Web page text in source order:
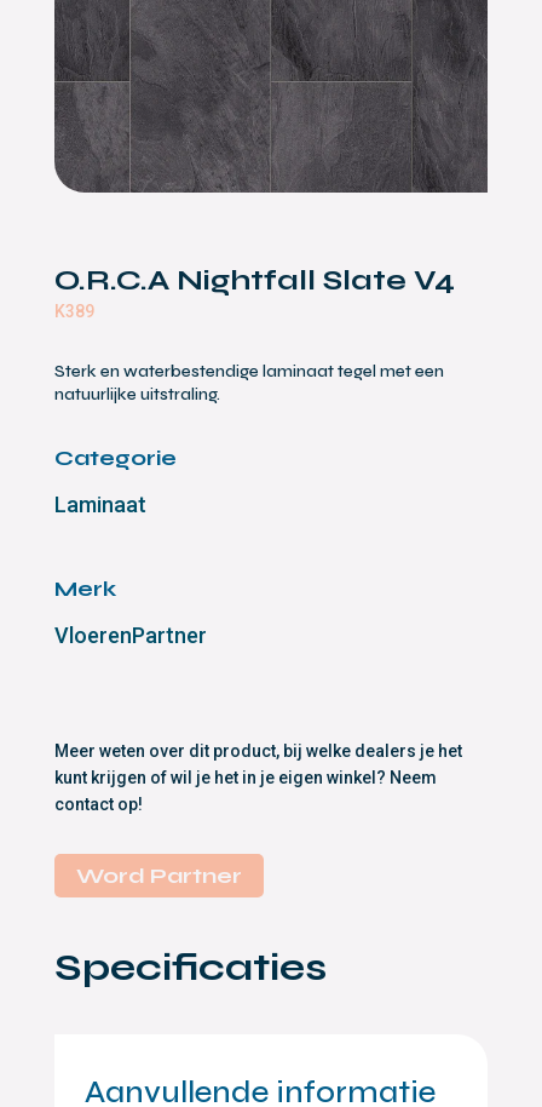
O.R.C.A Nightfall Slate V4
K389
Sterk en waterbestendige laminaat tegel met een
natuurlijke uitstraling.
Categorie
Laminaat
Merk
VloerenPartner
Meer weten over dit product, bij welke dealers je het
kunt krijgen of wil je het in je eigen winkel? Neem
contact op!
Word Partner
Specificaties
Aanvullende informatie